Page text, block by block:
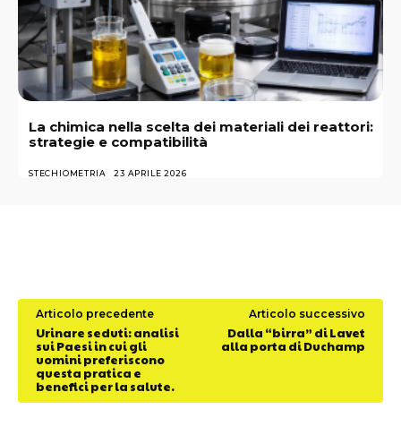
La chimica nella scelta dei materiali dei reattori:
strategie e compatibilità
STECHIOMETRIA 23 APRILE 2026
Articolo precedente
Urinare seduti: analisi
sui Paesi in cui gli
uomini preferiscono
questa pratica e
benefici per la salute.
Articolo successivo
Dalla “birra” di Lavet
alla porta di Duchamp